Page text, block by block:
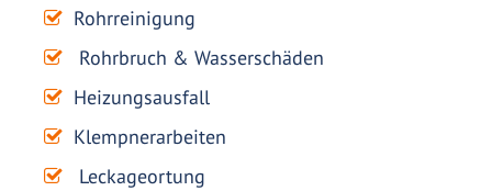
Rohrreinigung
Rohrbruch & Wasserschäden
Heizungsausfall
Klempnerarbeiten
Leckageortung